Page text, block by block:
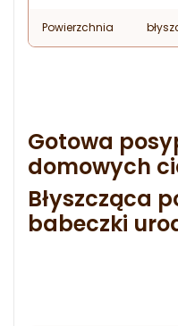
Powierzchnia
Gotowa
domowych
Błyszcząca
babeczki